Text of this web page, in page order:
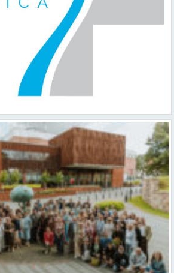
sezonu – par varu, brīvību